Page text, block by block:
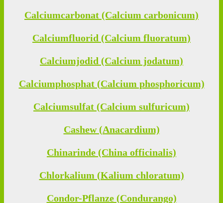
Calciumcarbonat (Calcium carbonicum)
Calciumfluorid (Calcium fluoratum)
Calciumjodid (Calcium jodatum)
Calciumphosphat (Calcium phosphoricum)
Calciumsulfat (Calcium sulfuricum)
Cashew (Anacardium)
Chinarinde (China officinalis)
Chlorkalium (Kalium chloratum)
Condor-Pflanze (Condurango)